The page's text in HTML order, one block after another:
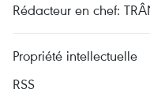
Rédacteur en chef:
Propriété intellectuelle
RSS